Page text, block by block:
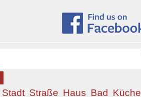
Stadt Straße Haus Bad Küche